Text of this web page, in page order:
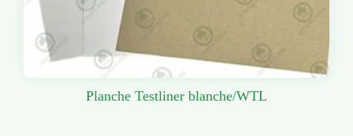
Planche Testliner blanche/WTL